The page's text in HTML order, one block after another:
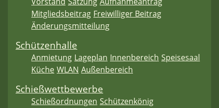
Mitgliedsbeitrag Freiwilliger Beitrag
Änderungsmitteilung
Schützenhalle
Anmietung Lageplan Innenbereich Speisesaal
Küche WLAN Außenbereich
Schießwettbewerbe
Schießordnungen Schützenkönig